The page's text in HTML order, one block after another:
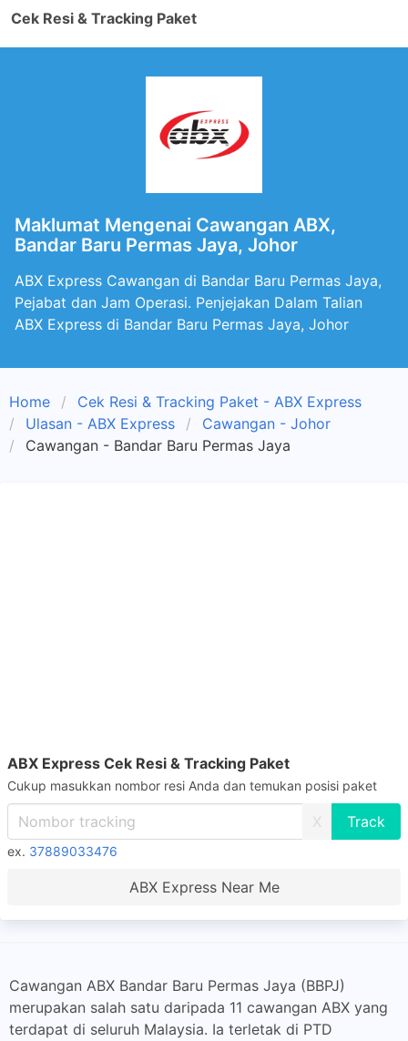
Cek Resi & Tracking Paket
Maklumat Mengenai Cawangan ABX,
Bandar Baru Permas Jaya, Johor
ABX Express Cawangan di Bandar Baru Permas Jaya,
Pejabat dan Jam Operasi. Penjejakan Dalam Talian
ABX Express di Bandar Baru Permas Jaya, Johor
Home
Cek Resi & Tracking Paket - ABX Express
Ulasan - ABX Express
Cawangan - Johor
Cawangan - Bandar Baru Permas Jaya
ABX Express Cek Resi & Tracking Paket
Cukup masukkan nombor resi Anda dan temukan posisi paket
X
ex. 37889033476
ABX Express Near Me
Cawangan ABX Bandar Baru Permas Jaya (BBPJ)
merupakan salah satu daripada 11 cawangan ABX yang
terdapat di seluruh Malaysia. Ia terletak di PTD